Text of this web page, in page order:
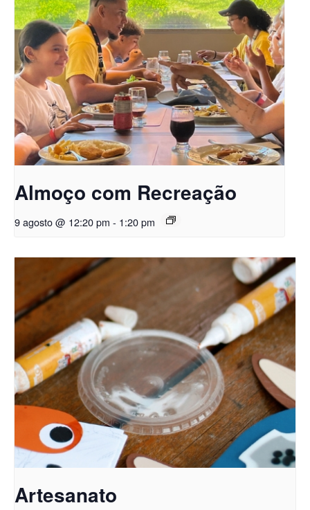
Almoço com Recreação
9 agosto @ 12:20 pm - 1:20 pm
Artesanato